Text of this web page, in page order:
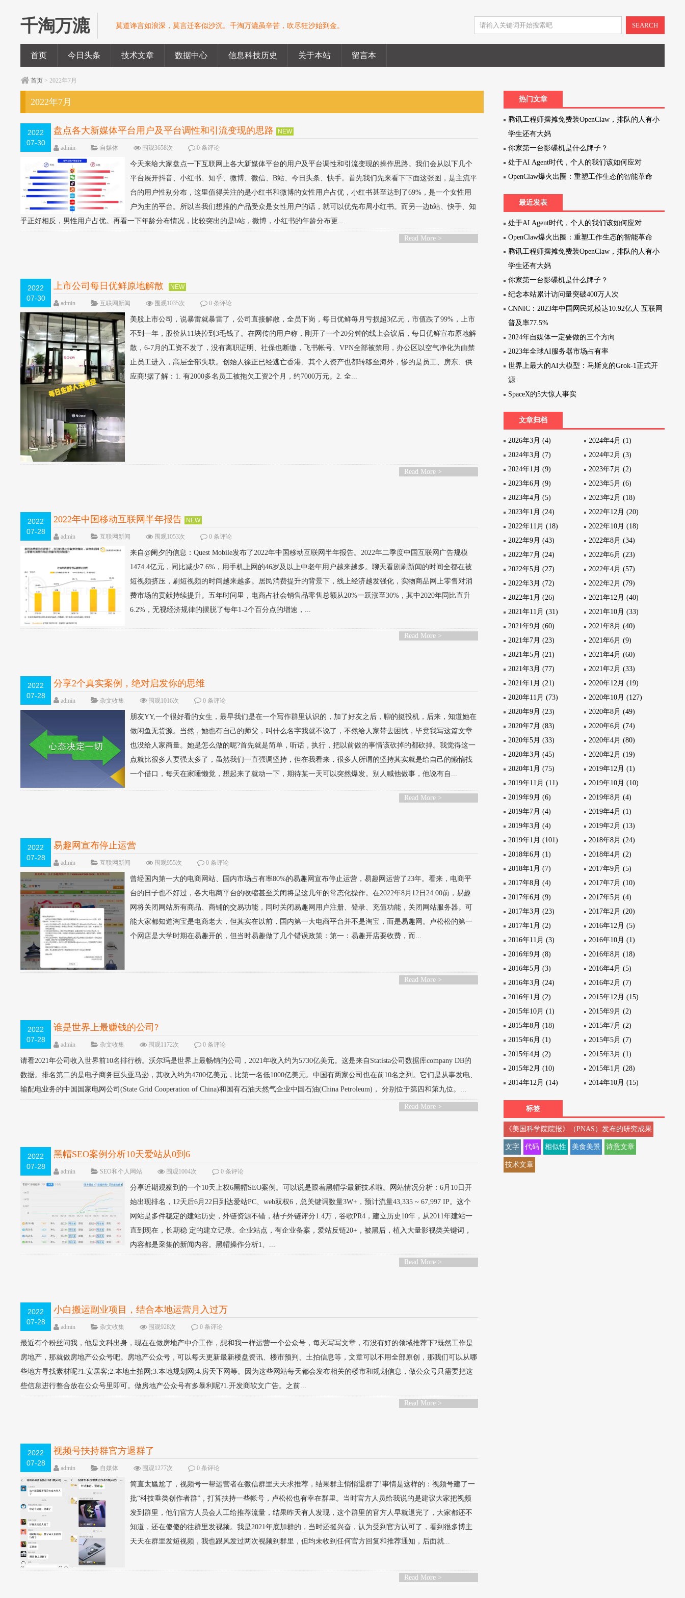
千淘万漉 莫道谗言如浪深，莫言迁客似沙沉。千淘万漉虽辛苦，吹尽狂沙始到金。 SEARCH
首页 今日头条 技术文章 数据中心 信息科技历史 关于本站 留言本
首页 > 2022年7月
2022年7月
2022
07-30
盘点各大新媒体平台用户及平台调性和引流变现的思路 NEW
admin 自媒体 围观3658次 0 条评论
今天来给大家盘点一下互联网上各大新媒体平台的用户及平台调性和引流变现的操作思路。我们会从以下几个
平台展开抖音、小红书、知乎、微博、微信、B站、今日头条、快手。首先我们先来看下下面这张图，是主流平
台的用户性别分布，这里值得关注的是小红书和微博的女性用户占优，小红书甚至达到了69%，是一个女性用
户为主的平台。所以当我们想推的产品受众是女性用户的话，就可以优先布局小红书。而另一边b站、快手、知
乎正好相反，男性用户占优。再看一下年龄分布情况，比较突出的是b站，微博，小红书的年龄分布更...
Read More >
2022
07-30
上市公司每日优鲜原地解散 ​​ NEW
admin 互联网新闻 围观1035次 0 条评论
美股上市公司，说暴雷就暴雷了，公司直接解散，全员下岗，每日优鲜每月亏损超3亿元，市值跌了99%，上市
不到一年，股价从11块掉到3毛钱了。在网传的用户称，刚开了一个20分钟的线上会议后，每日优鲜宣布原地解
散，6-7月的工资不发了，没有离职证明、社保也断缴，飞书帐号、VPN全部被禁用，办公区以空气净化为由禁
止员工进入，高层全部失联。创始人徐正已经逃亡香港、其个人资产也都转移至海外，惨的是员工、房东、供
应商!据了解：1. 有2000多名员工被拖欠工资2个月，约7000万元。2. 全...
Read More >
2022
07-28
2022年中国移动互联网半年报告 NEW
admin 互联网新闻 围观1053次 0 条评论
来自@阑夕的信息：Quest Mobile发布了2022年中国移动互联网半年报告。2022年二季度中国互联网广告规模
1474.4亿元，同比减少7.6%，用手机上网的46岁及以上中老年用户越来越多。聊天看剧刷新闻的时间全都在被
短视频挤压，刷短视频的时间越来越多。居民消费提升的背景下，线上经济越发强化，实物商品网上零售对消
费市场的贡献持续提升。五年时间里，电商占社会销售品零售总额从20%一跃涨至30%，其中2020年同比直升
6.2%，无视经济规律的摆脱了每年1-2个百分点的增速，...
Read More >
2022
07-28
分享2个真实案例，绝对启发你的思维
admin 杂文收集 围观1016次 0 条评论
朋友YY,一个很好看的女生，最早我们是在一个写作群里认识的，加了好友之后，聊的挺投机，后来，知道她在
做闲鱼无货源。当然，她也有自己的师父，叫什么名字我就不说了，不然给人家带去困扰，毕竟我写这篇文章
也没给人家商量。她是怎么做的呢?首先就是简单，听话，执行，把以前做的事情该砍掉的都砍掉。我觉得这一
点就比很多人要强太多了，虽然我们一直强调坚持，但在我看来，很多人所谓的坚持其实就是给自己的懒惰找
一个借口，每天在家睡懒觉，想起来了就动一下，期待某一天可以突然爆发。别人喊他做事，他说有自...
Read More >
2022
07-28
易趣网宣布停止运营
admin 互联网新闻 围观955次 0 条评论
曾经国内第一大的电商网站、国内市场占有率80%的易趣网宣布停止运营，易趣网运营了23年。看来，电商平
台的日子也不好过，各大电商平台的收缩甚至关闭将是这几年的常态化操作。在2022年8月12日24:00前，易趣
网将关闭网站所有商品、商铺的交易功能，同时关闭易趣网用户注册、登录、充值功能，关闭网站服务器。可
能大家都知道淘宝是电商老大，但其实在以前，国内第一大电商平台并不是淘宝，而是易趣网。卢松松的第一
个网店是大学时期在易趣开的，但当时易趣做了几个错误政策：第一：易趣开店要收费，而...
Read More >
2022
07-28
谁是世界上最赚钱的公司?
admin 杂文收集 围观1172次 0 条评论
请看2021年公司收入世界前10名排行榜。沃尔玛是世界上最畅销的公司，2021年收入约为5730亿美元。这是来自Statista公司数据库company DB的
数据。排名第二的是电子商务巨头亚马逊，其收入约为4700亿美元，比第一名低1000亿美元。中国有两家公司也在前10名之列。它们是从事发电、
输配电业务的中国国家电网公司(State Grid Cooperation of China)和国有石油天然气企业中国石油(China Petroleum)， 分别位于第四和第九位。...
Read More >
2022
07-28
黑帽SEO案例分析10天爱站从0到6
admin SEO和个人网站 围观1004次 0 条评论
分享近期观察到的一个10天上权6黑帽SEO案例。可以说是跟着黑帽学最新技术啦。网站情况分析：6月10日开
始出现排名，12天后6月22日到达爱站PC、web双权6，总关键词数量3W+，预计流量43,335 ~ 67,997 IP。这个
网站是多件稳定的建站历史，外链资源不错，桔子外链评分1.4万，谷歌PR4，建立历史10年，从2011年建站一
直到现在，长期稳 定的建立记录。企业站点，有企业备案，爱站反链20+，被黑后，植入大量影视类关键词，
内容都是采集的新闻内容。黑帽操作分析1、...
Read More >
2022
07-28
小白搬运副业项目，结合本地运营月入过万
admin 杂文收集 围观928次 0 条评论
最近有个粉丝问我，他是文科出身，现在在做房地产中介工作，想和我一样运营一个公众号，每天写写文章，有没有好的领域推荐下?既然工作是
房地产，那就做房地产公众号吧。房地产公众号，可以每天更新最新楼盘资讯、楼市预判、土拍信息等，文章可以不用全部原创，那我们可以从哪
些地方寻找素材呢?1.安居客;2.本地土拍网;3.本地规划网;4.房天下网等。因为这些网站每天都会发布相关的楼市和规划信息，做公众号只需要把这
些信息进行整合放在公众号里即可。做房地产公众号有多暴利呢?1.开发商软文广告。之前...
Read More >
2022
07-28
视频号扶持群官方退群了
admin 自媒体 围观1277次 0 条评论
简直太尴尬了，视频号一帮运营者在微信群里天天求推荐，结果群主悄悄退群了!事情是这样的：视频号建了一
批“科技垂类创作者群”，打算扶持一些帐号，卢松松也有幸在群里。当时官方人员给我说的是建议大家把视频
发到群里，他们官方人员会人工给推荐流量，结果昨天有人发现，这个群里的官方人早就退完了，大家都还不
知道，还在傻傻的往群里发视频。我是2021年底加群的，当时还挺兴奋，认为受到官方认可了，看到很多博主
天天在群里发短视频，我也跟风发过两次视频到群里，但均未收到任何官方回复和推荐通知，后面就...
Read More >
热门文章
腾讯工程师摆摊免费装OpenClaw，排队的人有小
学生还有大妈
你家第一台影碟机是什么牌子？
处于AI Agent时代，个人的我们该如何应对
OpenClaw爆火出圈：重塑工作生态的智能革命
最近发表
处于AI Agent时代，个人的我们该如何应对
OpenClaw爆火出圈：重塑工作生态的智能革命
腾讯工程师摆摊免费装OpenClaw，排队的人有小
学生还有大妈
你家第一台影碟机是什么牌子？
纪念本站累计访问量突破400万人次
CNNIC：2023年中国网民规模达10.92亿人 互联网
普及率77.5%
2024年自媒体一定要做的三个方向
2023年全球AI服务器市场占有率
世界上最大的AI大模型：马斯克的Grok-1正式开
源
SpaceX的5大惊人事实
文章归档
2026年3月 (4)
2024年4月 (1)
2024年3月 (7)
2024年2月 (3)
2024年1月 (9)
2023年7月 (2)
2023年6月 (9)
2023年5月 (6)
2023年4月 (5)
2023年2月 (18)
2023年1月 (24)
2022年12月 (20)
2022年11月 (18)
2022年10月 (18)
2022年9月 (43)
2022年8月 (34)
2022年7月 (24)
2022年6月 (23)
2022年5月 (27)
2022年4月 (57)
2022年3月 (72)
2022年2月 (79)
2022年1月 (26)
2021年12月 (40)
2021年11月 (31)
2021年10月 (33)
2021年9月 (60)
2021年8月 (40)
2021年7月 (23)
2021年6月 (9)
2021年5月 (21)
2021年4月 (60)
2021年3月 (77)
2021年2月 (33)
2021年1月 (21)
2020年12月 (19)
2020年11月 (73)
2020年10月 (127)
2020年9月 (23)
2020年8月 (49)
2020年7月 (83)
2020年6月 (74)
2020年5月 (33)
2020年4月 (80)
2020年3月 (45)
2020年2月 (19)
2020年1月 (75)
2019年12月 (1)
2019年11月 (11)
2019年10月 (10)
2019年9月 (6)
2019年8月 (4)
2019年7月 (4)
2019年4月 (1)
2019年3月 (4)
2019年2月 (13)
2019年1月 (101)
2018年8月 (24)
2018年6月 (1)
2018年4月 (2)
2018年1月 (7)
2017年9月 (5)
2017年8月 (4)
2017年7月 (10)
2017年6月 (9)
2017年5月 (4)
2017年3月 (23)
2017年2月 (20)
2017年1月 (2)
2016年12月 (5)
2016年11月 (3)
2016年10月 (1)
2016年9月 (8)
2016年8月 (18)
2016年5月 (3)
2016年4月 (5)
2016年3月 (24)
2016年2月 (7)
2016年1月 (2)
2015年12月 (15)
2015年10月 (1)
2015年9月 (2)
2015年8月 (18)
2015年7月 (2)
2015年6月 (1)
2015年5月 (7)
2015年4月 (2)
2015年3月 (1)
2015年2月 (10)
2015年1月 (28)
2014年12月 (14)
2014年10月 (15)
标签
《美国科学院院报》（PNAS）发布的研究成果
文字 代码 相似性 美食美景 诗意文章
技术文章